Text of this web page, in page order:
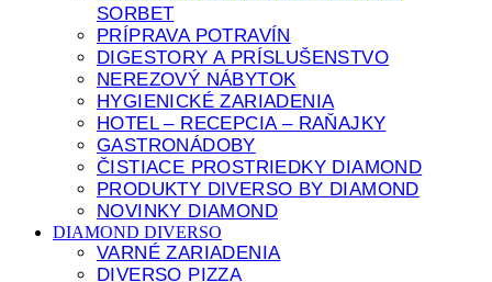
SORBET
PRÍPRAVA POTRAVÍN
DIGESTORY A PRÍSLUŠENSTVO
NEREZOVÝ NÁBYTOK
HYGIENICKÉ ZARIADENIA
HOTEL – RECEPCIA – RAŇAJKY
GASTRONÁDOBY
ČISTIACE PROSTRIEDKY DIAMOND
PRODUKTY DIVERSO BY DIAMOND
NOVINKY DIAMOND
DIAMOND DIVERSO
VARNÉ ZARIADENIA
DIVERSO PIZZA